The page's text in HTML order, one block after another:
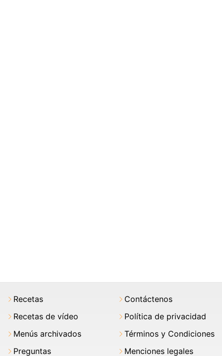
Recetas
Recetas de vídeo
Menús archivados
Preguntas
Contáctenos
Política de privacidad
Términos y Condiciones
Menciones legales